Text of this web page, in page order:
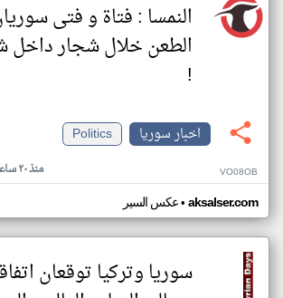
النمسا : فتاة و فتى
الطعن خلال شجار داخل
!
اخبار سوريا
Politics
منذ ٢٠ ساعة VO08OB
عكس السير• aksalser.com
سوريا وتركيا توقعان